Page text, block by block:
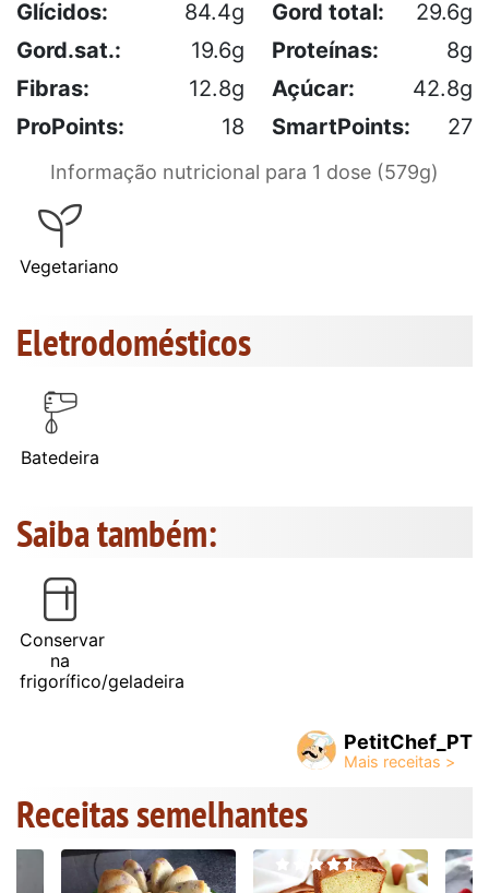
Glícidos: 84.4g Gord total:
29.6g
Gord.sat.:
19.6g Proteínas:
8g
Fibras:
12.8g Açúcar:
42.8g
ProPoints:
18 SmartPoints: 27
Informação nutricional para 1 dose (579g)
Vegetariano
Eletrodomésticos
Batedeira
Saiba também:
Conservar
na
frigorífico/geladeira
PetitChef_PT
Receitas semelhantes